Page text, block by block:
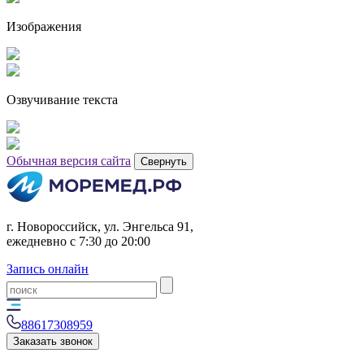
Изображения
Озвучивание текста
Обычная версия сайта Свернуть
г. Новороссийск, ул. Энгельса 91,
ежедневно с 7:30 до 20:00
Запись онлайн
88617308959
Заказать звонок